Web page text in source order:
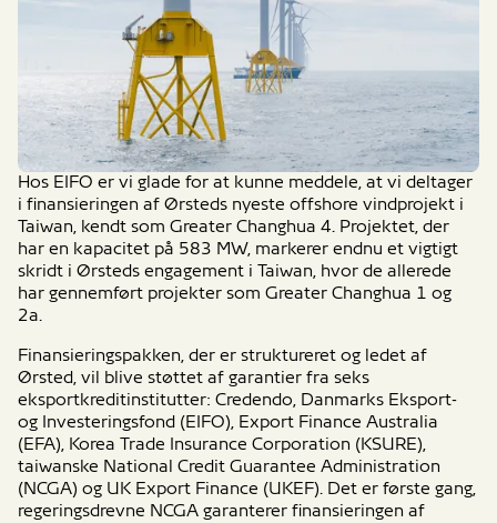
Hos EIFO er vi glade for at kunne meddele, at vi deltager
i finansieringen af Ørsteds nyeste offshore vindprojekt i
Taiwan, kendt som Greater Changhua 4. Projektet, der
har en kapacitet på 583 MW, markerer endnu et vigtigt
skridt i Ørsteds engagement i Taiwan, hvor de allerede
har gennemført projekter som Greater Changhua 1 og
2a.
Finansieringspakken, der er struktureret og ledet af
Ørsted, vil blive støttet af garantier fra seks
eksportkreditinstitutter: Credendo, Danmarks Eksport-
og Investeringsfond (EIFO), Export Finance Australia
(EFA), Korea Trade Insurance Corporation (KSURE),
taiwanske National Credit Guarantee Administration
(NCGA) og UK Export Finance (UKEF). Det er første gang,
regeringsdrevne NCGA garanterer finansieringen af